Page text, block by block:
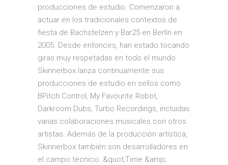
producciones de estudio. Comenzaron a
actuar en los tradicionales contextos de
fiesta de Bachstelzen y Bar25 en Berlín en
2005. Desde entonces, han estado tocando
giras muy respetadas en todo el mundo.
Skinnerbox lanza continuamente sus
producciones de estudio en sellos como
BPitch Control, My Favourite Robot,
Darkroom Dubs, Turbo Recordings, incluidas
varias colaboraciones musicales con otros
artistas. Además de la producción artística,
Skinnerbox también son desarrolladores en
el campo técnico. &quot;Time &amp;